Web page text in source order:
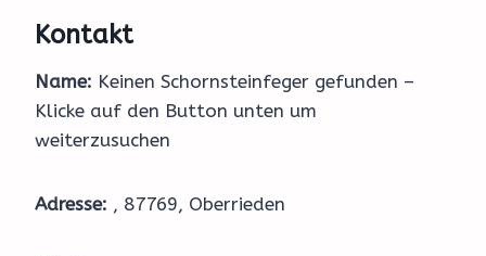
Kontakt
Name: Keinen Schornsteinfeger gefunden –
Klicke auf den Button unten um
weiterzusuchen
Adresse: , 87769, Oberrieden